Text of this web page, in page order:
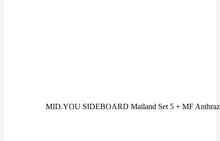
MID.YOU SIDEBOARD Mailand Set 5 + MF